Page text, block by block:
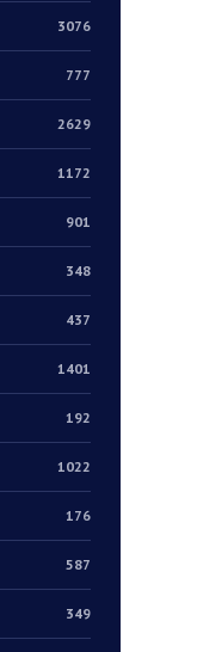
3076
777
2629
1172
901
348
437
1401
192
1022
176
587
349